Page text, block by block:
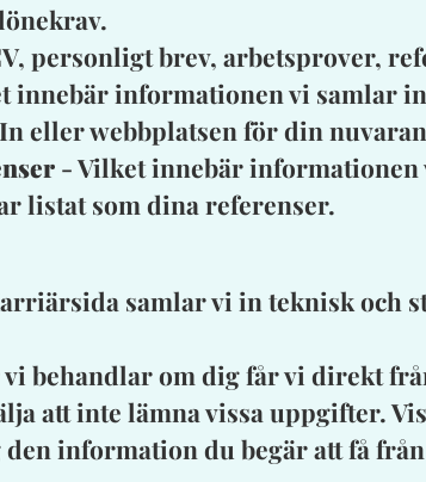
personligt brev, arbetsprover,
innebär informationen vi samlar
eller webbplatsen för din
- Vilket innebär
listat som dina referenser.
samlar vi in teknisk
behandlar om dig får vi direkt
att inte lämna vissa uppgifter.
information du begär att få